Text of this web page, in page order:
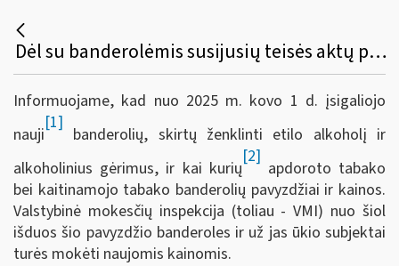
Dėl su banderolėmis susijusių teisės aktų pasikeitimų
Informuojame, kad nuo 2025 m. kovo 1 d. įsigaliojo
nauji
[1]
banderolių, skirtų ženklinti etilo alkoholį ir
alkoholinius gėrimus, ir kai kurių
[2]
apdoroto tabako
bei kaitinamojo tabako banderolių pavyzdžiai ir kainos.
Valstybinė mokesčių inspekcija (toliau - VMI) nuo šiol
išduos šio pavyzdžio banderoles ir už jas ūkio subjektai
turės mokėti naujomis kainomis.